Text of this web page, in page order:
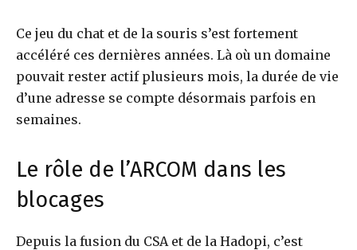
Ce jeu du chat et de la souris s’est fortement
accéléré ces dernières années. Là où un domaine
pouvait rester actif plusieurs mois, la durée de vie
d’une adresse se compte désormais parfois en
semaines.
Le rôle de l’ARCOM dans les
blocages
Depuis la fusion du CSA et de la Hadopi, c’est